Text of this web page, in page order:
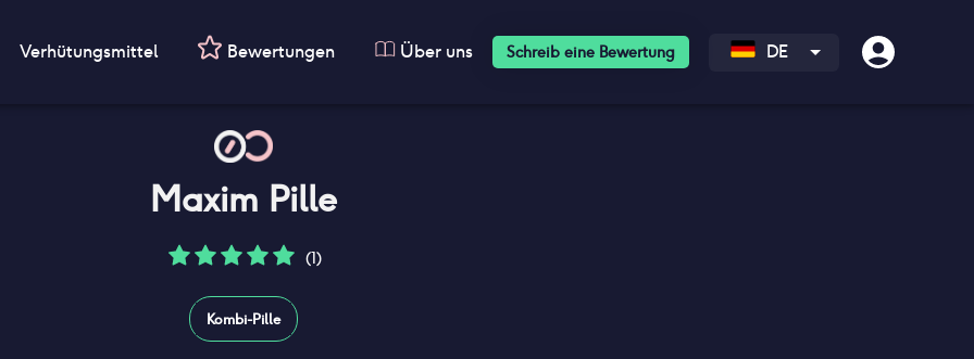
Verhütungsmittel Bewertungen Über uns Schreib eine Bewertung DE
Maxim Pille
(1)
Kombi-Pille